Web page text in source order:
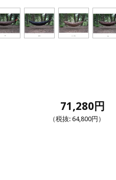
71,280円
（税抜: 64,800円 ）